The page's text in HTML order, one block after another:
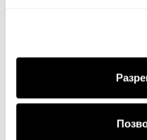
Декоративна калъфка за
възглавница Arkansas
22.00€ 43.03лв.
15.40€ 30.12лв.